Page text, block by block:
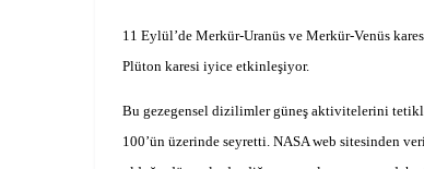
11 Eylül’de Merkür-Uranüs ve Merkür-Venüs
Plüton karesi iyice etkinleşiyor.
Bu gezegensel dizilimler güneş aktivitelerini
100’ün üzerinde seyretti. NASA web sitesinden